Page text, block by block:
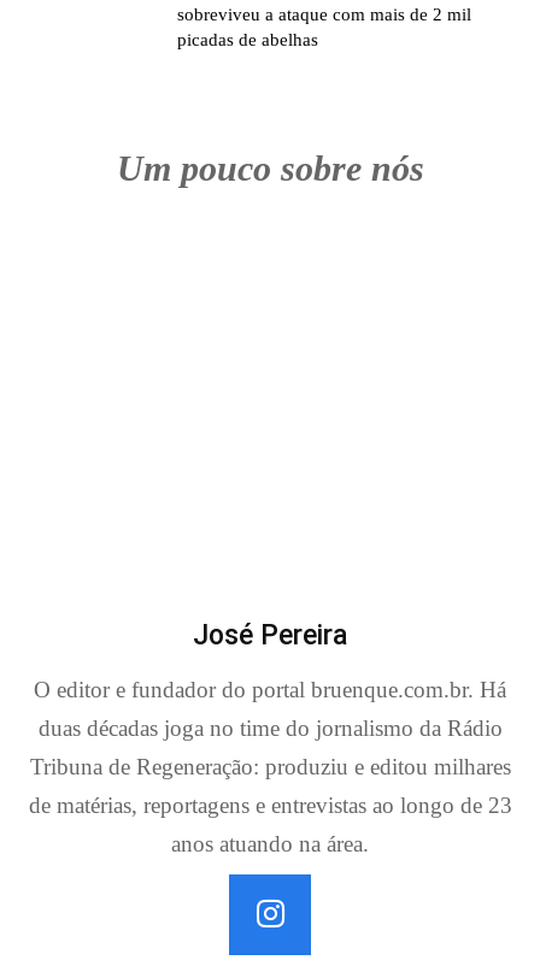
sobreviveu a ataque com mais de 2 mil
picadas de abelhas
Um pouco sobre nós
José Pereira
O editor e fundador do portal bruenque.com.br. Há
duas décadas joga no time do jornalismo da Rádio
Tribuna de Regeneração: produziu e editou milhares
de matérias, reportagens e entrevistas ao longo de 23
anos atuando na área.